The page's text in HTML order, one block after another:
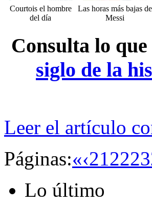
Courtois el hombre
del día
Las horas más bajas de
Messi
Consulta lo
siglo de la
Leer el artículo
Páginas:«‹212223
Lo último